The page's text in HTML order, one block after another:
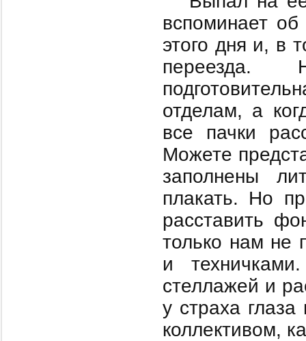
вспоминает
этого дня и, в
переезда.
отделам, а
все пачки
Можете
заполнены
плакать. Но
расставить
только нам не
и
стеллажей и
у страха
коллективом,